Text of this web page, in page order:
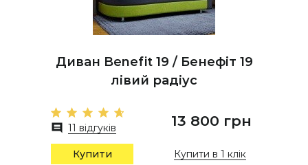
Диван Benefit 19 / Бенефіт 19
лівий радіус
11 відгуків 13 800 грн
Купити Купити в 1 клік